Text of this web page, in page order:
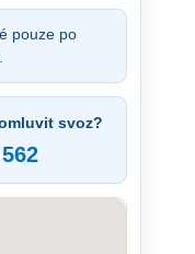
pouze po
svoz?